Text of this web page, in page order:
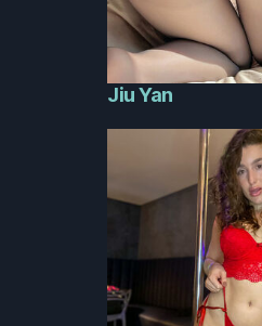
Jiu Yan